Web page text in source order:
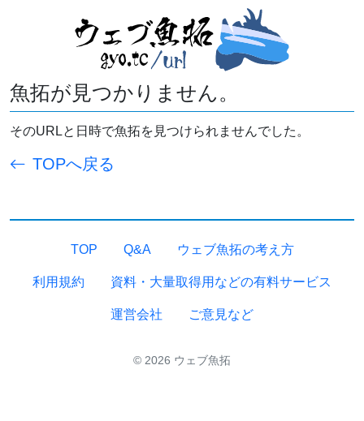
魚拓が見つかりません。
そのURLと日時で魚拓を見つけられませんでした。
TOPへ戻る
TOP Q&A ウェブ魚拓の考え方
利用規約 資料・大量取得用などの有料サービス
運営会社 ご意見など
© 2026 ウェブ魚拓